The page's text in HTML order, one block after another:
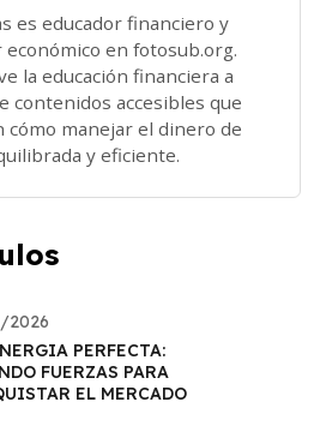
es educador financiero y
económico en fotosub.org.
la educación financiera a
contenidos accesibles que
cómo manejar el dinero de
y eficiente.
2026
PERFECTA:
FUERZAS PARA
EL MERCADO